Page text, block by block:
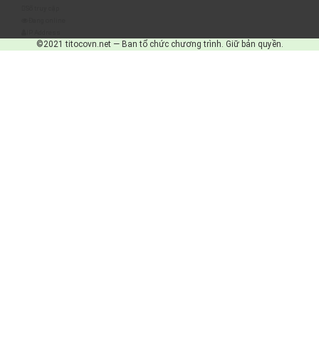
©2021 titocovn.net — Ban tổ chức chương trình. Giữ bản quyền.